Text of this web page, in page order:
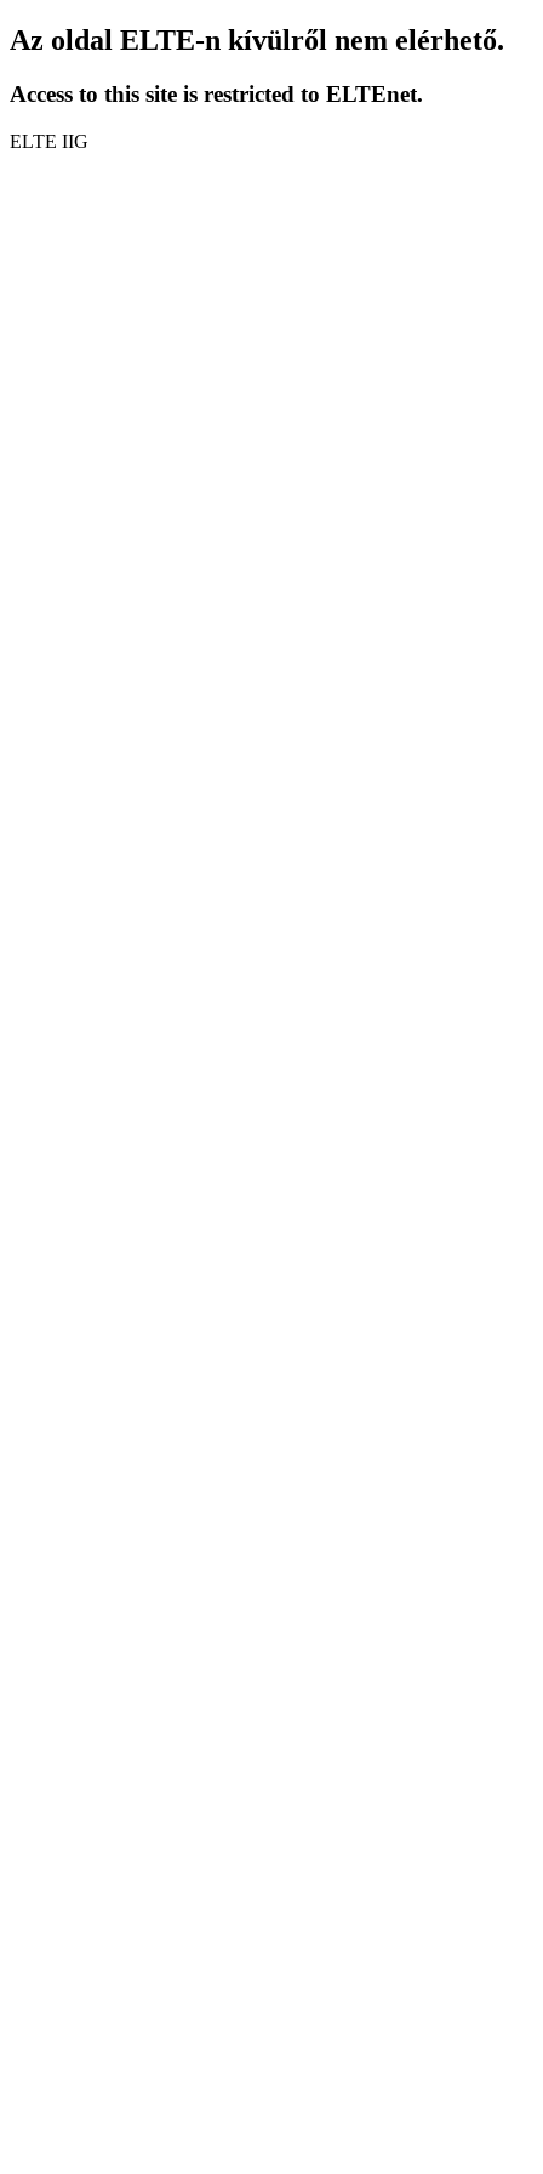
Az oldal ELTE-n kívülről nem elérhető.
Access to this site is restricted to ELTEnet.
ELTE IIG